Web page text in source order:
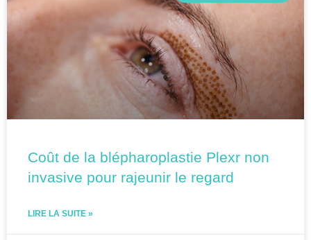
Coût de la blépharoplastie Plexr non
invasive pour rajeunir le regard
LIRE LA SUITE »